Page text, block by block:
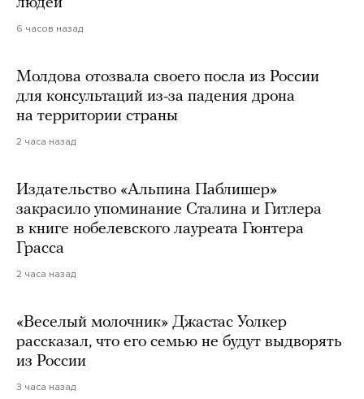
людей
6 часов назад
Молдова отозвала своего посла из России
для консультаций из-за падения дрона
на территории страны
2 часа назад
Издательство «Альпина Паблишер»
закрасило упоминание Сталина и Гитлера
в книге нобелевского лауреата Гюнтера
Грасса
2 часа назад
«Веселый молочник» Джастас Уолкер
рассказал, что его семью не будут выдворять
из России
3 часа назад